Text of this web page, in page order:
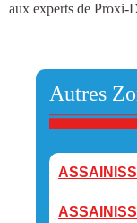
aux experts de Proxi-
Autres